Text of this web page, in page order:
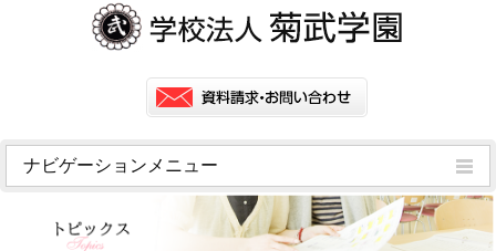
ナビゲーションメニュー